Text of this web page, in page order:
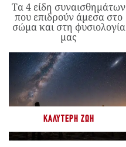
Τα 4 είδη συναισθημάτων
που επιδρούν άμεσα στο
σώμα και στη φυσιολογία
μας
ΚΑΛΎΤΕΡΗ ΖΩΉ